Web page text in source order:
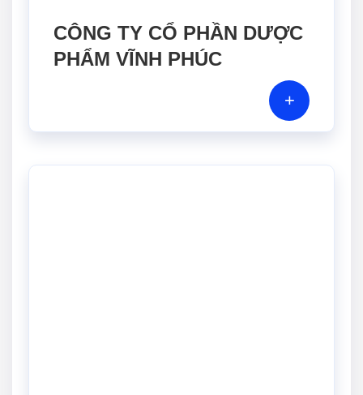
CÔNG TY CỔ PHẦN DƯỢC
PHẨM VĨNH PHÚC
+